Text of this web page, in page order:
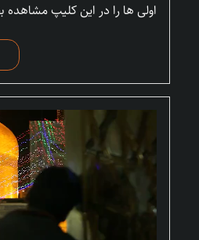
اولی ها را در این کلیپ مشاهده